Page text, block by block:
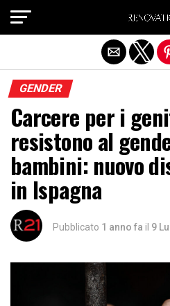
GENDER
Carcere per i
resistono al
bambini: nuovo
in Ispagna
Pubblicato 1 anno fa il 9
Exit mobile